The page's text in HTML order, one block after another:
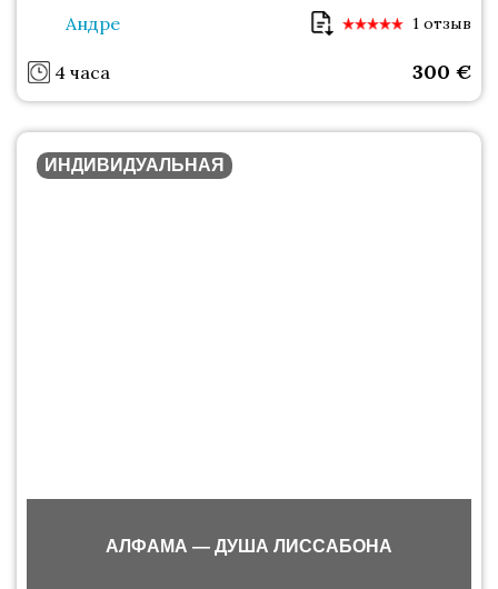
Андре 1 отзыв
4 часа 300 €
ИНДИВИДУАЛЬНАЯ
АЛФАМА — ДУША ЛИССАБОНА